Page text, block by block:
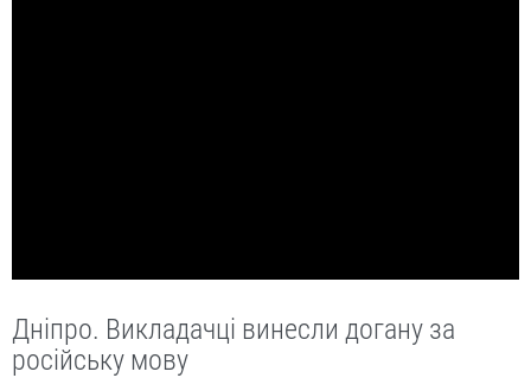
Дніпро. Викладачці винесли догану за
російську мову